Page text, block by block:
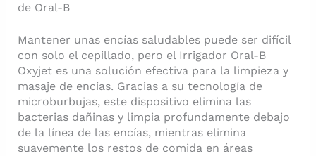
de Oral-B
Mantener unas encías saludables puede ser difícil
con solo el cepillado, pero el Irrigador Oral-B
Oxyjet es una solución efectiva para la limpieza y
masaje de encías. Gracias a su tecnología de
microburbujas, este dispositivo elimina las
bacterias dañinas y limpia profundamente debajo
de la línea de las encías, mientras elimina
suavemente los restos de comida en áreas